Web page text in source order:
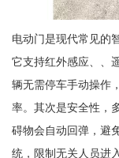
电动门是现代常见的
它支持红外感应、、
辆无需停车手动操作
率。其次是安全性，
碍物会自动回弹，避
统，限制无关人员进